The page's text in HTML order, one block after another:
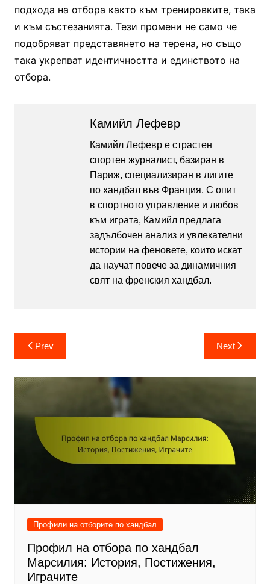
подхода на отбора както към тренировките, така
и към състезанията. Тези промени не само че
подобряват представянето на терена, но също
така укрепват идентичността и единството на
отбора.
Камийл Лефевр
Камийл Лефевр е страстен
спортен журналист, базиран в
Париж, специализиран в лигите
по хандбал във Франция. С опит
в спортното управление и любов
към играта, Камийл предлага
задълбочен анализ и увлекателни
истории на феновете, които искат
да научат повече за динамичния
свят на френския хандбал.
Post
navigation
Prev Next
Профили на отборите по хандбал
Профил на отбора по хандбал
Марсилия: История, Постижения,
Играчите